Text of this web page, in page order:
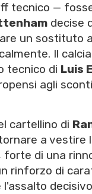
tecnico —
decise
un sostituto
Il
tecnico di Luis
agli
cartellino di
a vestire
di una
rinforzo di